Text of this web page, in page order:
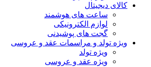
کالای دیجیتال
ساعت های هوشمند
لوازم الکترونیکی
گجت های پوشیدنی
ویژه تولد و مراسمات عقد و عروسی
ویژه تولد
ویژه عقد و عروسی